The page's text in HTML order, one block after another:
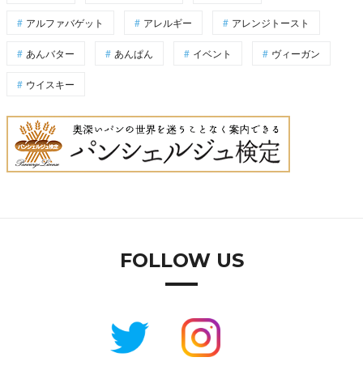
アルファバゲット アレルギー アレンジトースト
あんバター あんぱん イベント ヴィーガン
ウイスキー
FOLLOW US